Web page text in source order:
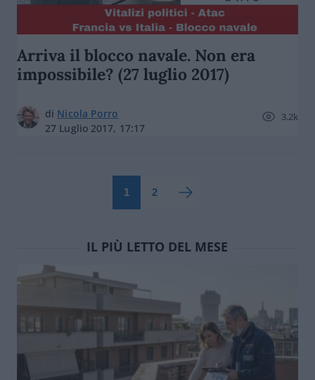
Arriva il blocco navale. Non era
impossibile? (27 luglio 2017)
di Nicola Porro
27 Luglio 2017, 17:17
3.2k
1 2
IL PIÙ LETTO DEL MESE